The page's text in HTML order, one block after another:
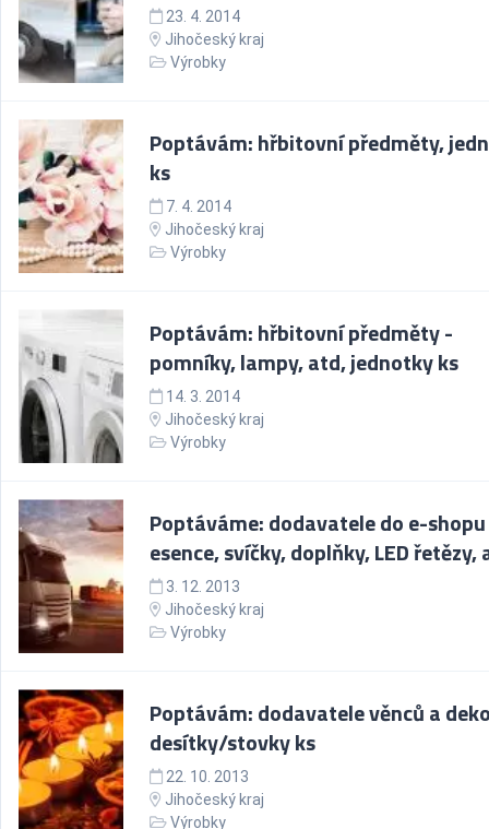
23. 4. 2014
Jihočeský kraj
Výrobky
Poptávám: hřbitovní předměty,
ks
7. 4. 2014
Jihočeský kraj
Výrobky
Poptávám: hřbitovní předměty -
pomníky, lampy, atd, jednotky ks
14. 3. 2014
Jihočeský kraj
Výrobky
Poptáváme: dodavatele do e-
esence, svíčky, doplňky, LED řetězy,
3. 12. 2013
Jihočeský kraj
Výrobky
Poptávám: dodavatele věnců a
desítky/stovky ks
22. 10. 2013
Jihočeský kraj
Výrobky